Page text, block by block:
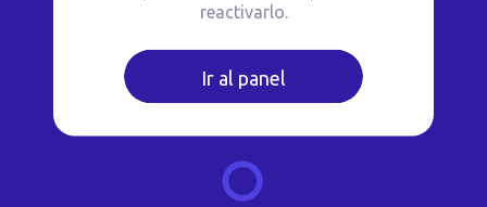
reactivarlo.
Ir al panel